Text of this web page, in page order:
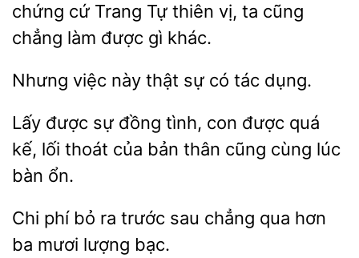
chứng
Trang Tự thiên vị, ta cũng
làm được gì khác.
việc thật có tác dụng.
Lấy được sự
con được quá
kế, lối thoát của bản thân cũng cùng lúc
bàn
Chi phí bỏ ra trước sau chẳng
hơn
mươi lượng